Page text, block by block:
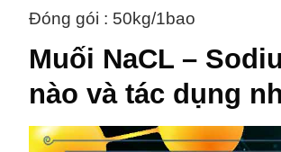
Đóng gói : 50kg/1bao
Muối NaCL –
nào và tác dụng